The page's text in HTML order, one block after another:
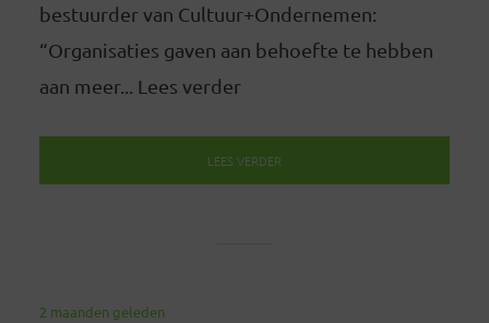
bestuurder van Cultuur+Ondernemen:
“Organisaties gaven aan behoefte te hebben
aan meer... Lees verder
LEES VERDER
2 maanden geleden